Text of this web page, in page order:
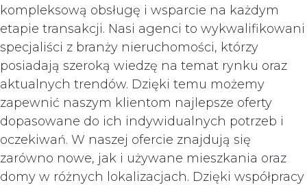
kompleksową obsługę i wsparcie na każdym
etapie transakcji. Nasi agenci to wykwalifikowani
specjaliści z branży nieruchomości, którzy
posiadają szeroką wiedzę na temat rynku oraz
aktualnych trendów. Dzięki temu możemy
zapewnić naszym klientom najlepsze oferty
dopasowane do ich indywidualnych potrzeb i
oczekiwań. W naszej ofercie znajdują się
zarówno nowe, jak i używane mieszkania oraz
domy w różnych lokalizacjach. Dzięki współpracy